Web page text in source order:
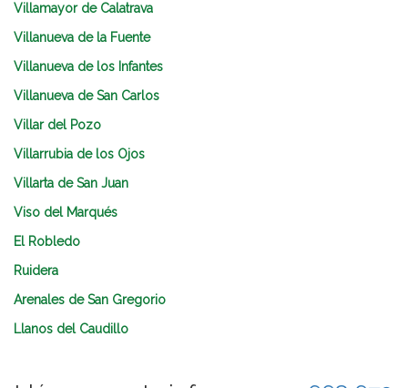
Villamayor de Calatrava
Villanueva de la Fuente
Villanueva de los Infantes
Villanueva de San Carlos
Villar del Pozo
Villarrubia de los Ojos
Villarta de San Juan
Viso del Marqués
El Robledo
Ruidera
Arenales de San Gregorio
Llanos del Caudillo